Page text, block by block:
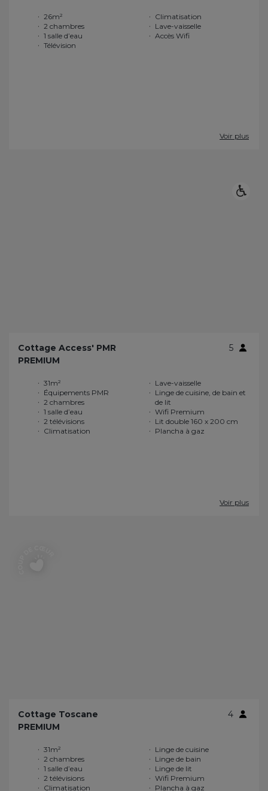
26m²
2 chambres
1 salle d’eau
Télévision
Climatisation
Lave-vaisselle
Accès Wifi
Voir plus
Cottage Access' PMR
5
PREMIUM
31m²
Équipements PMR
2 chambres
1 salle d’eau
2 télévisions
Climatisation
Lave-vaisselle
Linge de cuisine, de bain et
de lit
Wifi Premium
Lit double 160 x 200 cm
Plancha à gaz
Voir plus
Cottage Toscane
4
PREMIUM
31m²
2 chambres
1 salle d’eau
2 télévisions
Climatisation
Linge de cuisine
Linge de bain
Linge de lit
Wifi Premium
Plancha à gaz